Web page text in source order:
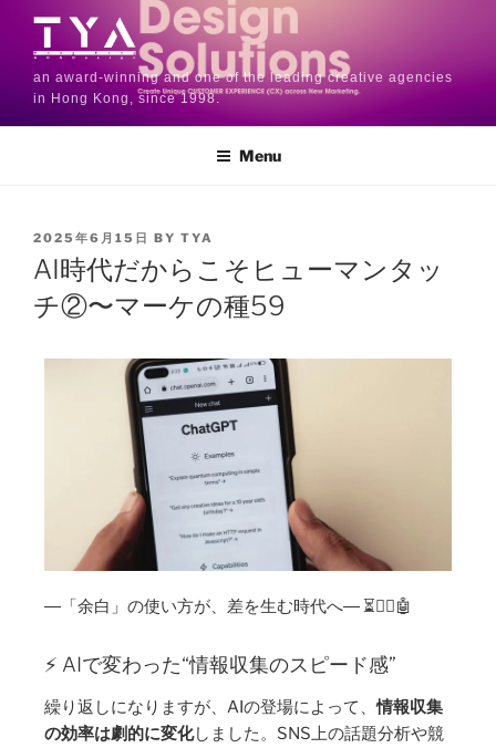
an award-winning and one of the leading creative agencies
in Hong Kong, since 1998.
Menu
2025年6月15日 BY TYA
AI時代だからこそヒューマンタッ
チ②〜マーケの種59
―「余白」の使い方が、差を生む時代へ― ⏳🧍‍♀️🤖
⚡ AIで変わった“情報収集のスピード感”
繰り返しになりますが、AIの登場によって、情報収集
の効率は劇的に変化しました。SNS上の話題分析や競